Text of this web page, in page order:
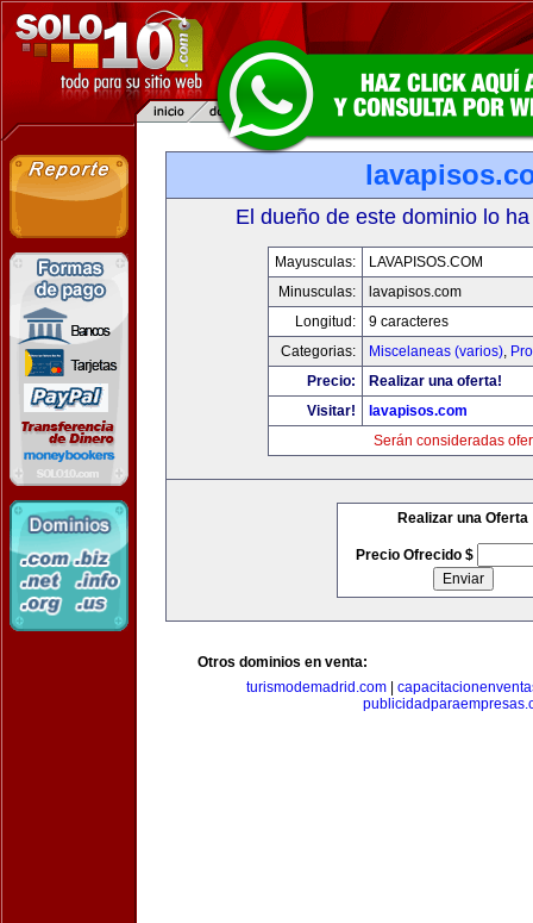
El dueño de este dominio lo
Mayusculas:
LAVAPISOS.COM
Minusculas:
lavapisos.com
Longitud:
9 caracteres
Categorias:
Miscelaneas (varios),
Precio:
Realizar una oferta!
Visitar!
lavapisos.com
Serán consideradas
Realizar una Oferta
Precio Ofrecido $
Otros dominios en venta:
turismodemadrid.com|